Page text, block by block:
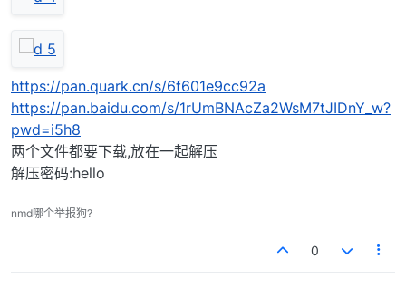
https://pan.quark.cn/s/6f601e9cc92a
https://pan.baidu.com/s/1rUmBNAcZa2WsM7tJIDnY_w?
pwd=i5h8
两个文件都要下载,放在一起解压
解压密码:hello
nmd哪个举报狗?
0